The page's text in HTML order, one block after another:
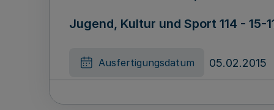
Jugend, Kultur und Sport 114 - 15-
Ausfertigungsdatum 05.02.2015